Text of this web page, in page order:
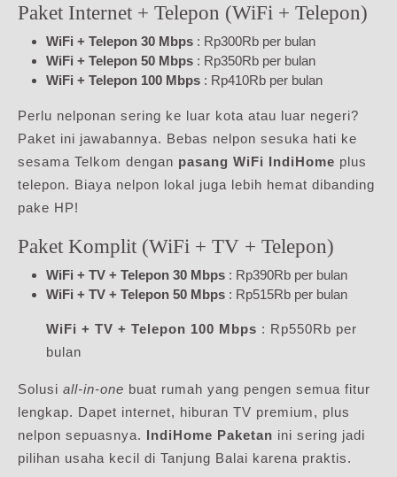
Paket Internet + Telepon (WiFi + Telepon)
WiFi + Telepon 30 Mbps : Rp300Rb per bulan
WiFi + Telepon 50 Mbps : Rp350Rb per bulan
WiFi + Telepon 100 Mbps : Rp410Rb per bulan
Perlu nelponan sering ke luar kota atau luar negeri?
Paket ini jawabannya. Bebas nelpon sesuka hati ke
sesama Telkom dengan pasang WiFi IndiHome plus
telepon. Biaya nelpon lokal juga lebih hemat dibanding
pake HP!
Paket Komplit (WiFi + TV + Telepon)
WiFi + TV + Telepon 30 Mbps : Rp390Rb per bulan
WiFi + TV + Telepon 50 Mbps : Rp515Rb per bulan
WiFi + TV + Telepon 100 Mbps : Rp550Rb per
bulan
Solusi all-in-one buat rumah yang pengen semua fitur
lengkap. Dapet internet, hiburan TV premium, plus
nelpon sepuasnya. IndiHome Paketan ini sering jadi
pilihan usaha kecil di Tanjung Balai karena praktis.